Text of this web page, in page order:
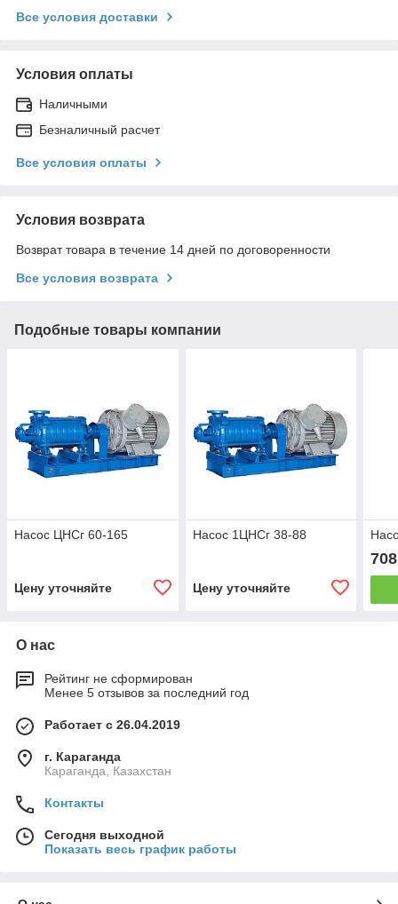
Все условия доставки
Условия оплаты
Наличными
Безналичный расчет
Все условия оплаты
Условия возврата
Возврат товара в течение 14 дней по договоренности
Все условия возврата
Подобные товары компании
Насос ЦНСг 60-165
Цену уточняйте
Насос 1ЦНСг 38-88
Цену уточняйте
О нас
Рейтинг не сформирован
Менее 5 отзывов за последний год
Работает с 26.04.2019
г. Караганда
Караганда, Казахстан
Контакты
Сегодня выходной
Показать весь график работы